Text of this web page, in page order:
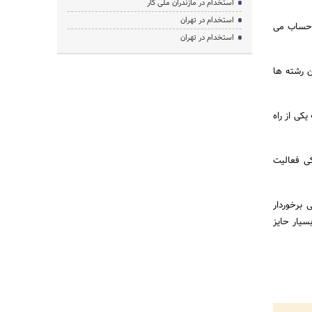
حساب می
رشته ها
از راه
فعالیت
برخوردار
حایز
استخدام در مازندران ملی کار
استخدام در تهران
استخدام در تهران